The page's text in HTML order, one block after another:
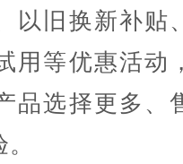
以旧换新补贴
用等优惠活动
品选择更多、